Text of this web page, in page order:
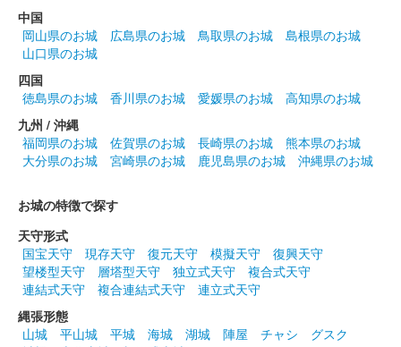
中国
岡山県のお城
広島県のお城 鳥取県のお城
島根県のお城
山口県のお城
四国
徳島県のお城
香川県のお城 愛媛県のお城
高知県のお城
九州 / 沖縄
福岡県のお城
佐賀県のお城 長崎県のお城
熊本県のお城
大分県のお城
宮崎県のお城 鹿児島県のお城 沖縄県のお城
お城の特徴で探す
天守形式
国宝天守
現存天守 復元天守 模擬天守
復興天守
望楼型天守
層塔型天守 独立式天守
複合式天守
連結式天守
複合連結式天守
連立式天守
縄張形態
山城
平山城 平城 海城 湖城 陣屋 チャシ
グスク